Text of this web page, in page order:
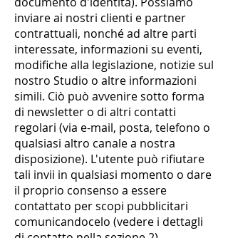
inviare ai nostri clienti e partner
contrattuali, nonché ad altre parti
interessate, informazioni su eventi,
modifiche alla legislazione, notizie sul
nostro Studio o altre informazioni
simili. Ciò può avvenire sotto forma
di newsletter o di altri contatti
regolari (via e-mail, posta, telefono o
qualsiasi altro canale a nostra
disposizione). L'utente può rifiutare
tali invii in qualsiasi momento o dare
il proprio consenso a essere
contattato per scopi pubblicitari
comunicandocelo (vedere i dettagli